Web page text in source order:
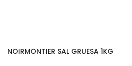
NOIRMONTIER SAL GRUESA 1KG